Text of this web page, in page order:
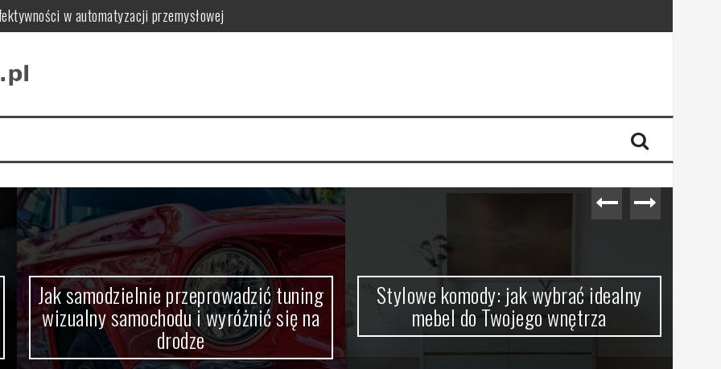
w automatyzacji przemysłowej
Twojego wnętrza
sklepu online
Jak samodzielnie przeprowadzić tuning
wizualny samochodu i wyróżnić się na
drodze
Stylowe komody: jak wybrać idealny
mebel do Twojego wnętrza